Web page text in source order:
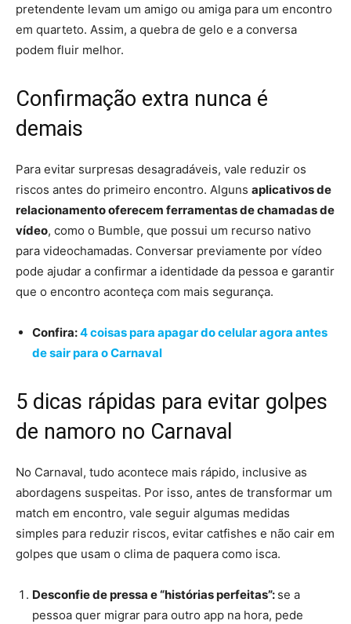
pretendente levam um amigo ou amiga para um encontro
em quarteto. Assim, a quebra de gelo e a conversa
podem fluir melhor.
Confirmação extra nunca é
demais
Para evitar surpresas desagradáveis, vale reduzir os
riscos antes do primeiro encontro. Alguns aplicativos de
relacionamento oferecem ferramentas de chamadas de
vídeo, como o Bumble, que possui um recurso nativo
para videochamadas. Conversar previamente por vídeo
pode ajudar a confirmar a identidade da pessoa e garantir
que o encontro aconteça com mais segurança.
Confira:4 coisas para apagar do celular agora antes
de sair para o Carnaval
5 dicas rápidas para evitar golpes
de namoro no Carnaval
No Carnaval, tudo acontece mais rápido, inclusive as
abordagens suspeitas. Por isso, antes de transformar um
match em encontro, vale seguir algumas medidas
simples para reduzir riscos, evitar catfishes e não cair em
golpes que usam o clima de paquera como isca.
Desconfie de pressa e “histórias perfeitas”: se a
pessoa quer migrar para outro app na hora, pede